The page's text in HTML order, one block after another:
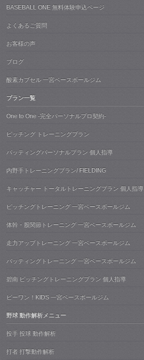
BASEBALL ONE 無料体験申込ページ
よくあるご質問
お客様の声
ブログ
酸素カプセル 一宮ベースボールジム
プラン一覧
One to One -完全パーソナルプロ契約-
ピッチング トレーニングプラン
バッティングパーソナルプラン 個人指導
内野手トレーニングプラン/ FIELDING
キャッチャー トータルトレーニングプラン 個人指導
ピッチングトレーニング 一宮ベースボールジム
体幹・股関節トレーニング 一宮ベースボールジム
走力アップトレーニング 一宮ベースボールジム
バッティングトレーニング 一宮ベースボールジム
碧南 ピッチングトレーニングプラン 個人指導
ビーワン！KIDS 一宮ベースボールジム
野球 動作解析メニュー
投手 投球 動作解析
打者 打撃動作解析